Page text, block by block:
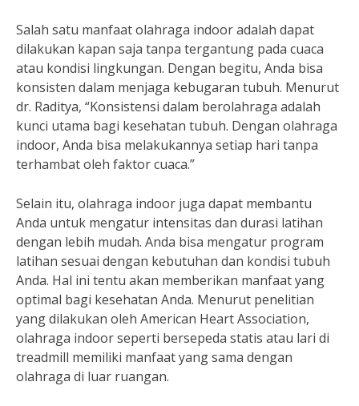
Salah satu manfaat olahraga indoor adalah dapat
dilakukan kapan saja tanpa tergantung pada cuaca
atau kondisi lingkungan. Dengan begitu, Anda bisa
konsisten dalam menjaga kebugaran tubuh. Menurut
dr. Raditya, “Konsistensi dalam berolahraga adalah
kunci utama bagi kesehatan tubuh. Dengan olahraga
indoor, Anda bisa melakukannya setiap hari tanpa
terhambat oleh faktor cuaca.”
Selain itu, olahraga indoor juga dapat membantu
Anda untuk mengatur intensitas dan durasi latihan
dengan lebih mudah. Anda bisa mengatur program
latihan sesuai dengan kebutuhan dan kondisi tubuh
Anda. Hal ini tentu akan memberikan manfaat yang
optimal bagi kesehatan Anda. Menurut penelitian
yang dilakukan oleh American Heart Association,
olahraga indoor seperti bersepeda statis atau lari di
treadmill memiliki manfaat yang sama dengan
olahraga di luar ruangan.